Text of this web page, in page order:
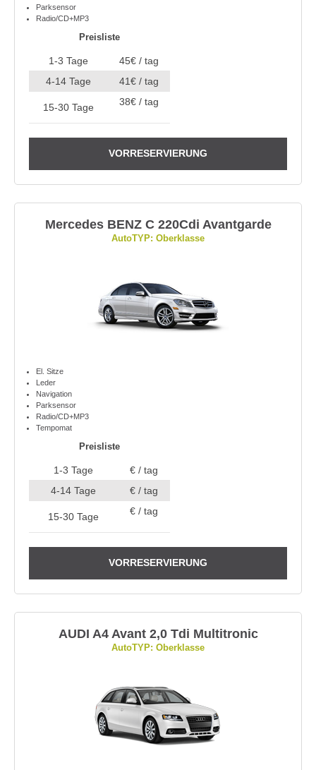
Parksensor
Radio/CD+MP3
Preisliste
1-3 Tage
45€ / tag
4-14 Tage
41€ / tag
15-30 Tage 38€ / tag
VORRESERVIERUNG
Mercedes BENZ C 220Cdi Avantgarde
AutoTYP: Oberklasse
El. Sitze
Leder
Navigation
Parksensor
Radio/CD+MP3
Tempomat
Preisliste
1-3 Tage
€ / tag
4-14 Tage
€ / tag
15-30 Tage € / tag
VORRESERVIERUNG
AUDI A4 Avant 2,0 Tdi Multitronic
AutoTYP: Oberklasse